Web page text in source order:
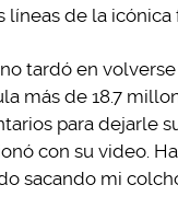
líneas de la
tardó en
más de 18.7
para dejarle
con su video.
sacando mi